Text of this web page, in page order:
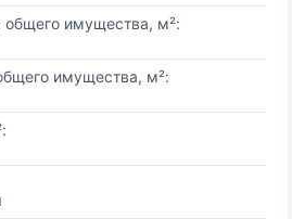
имущества, м²:
имущества, м²: